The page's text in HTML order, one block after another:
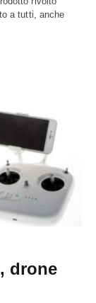
a tutti, anche
drone